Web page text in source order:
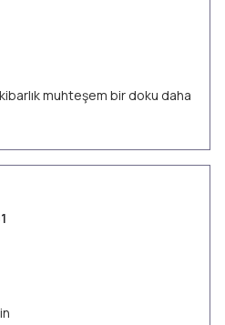
muhteşem bir doku daha